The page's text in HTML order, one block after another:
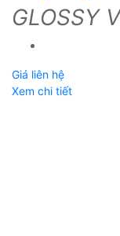
GLOSSY
Giá liên hệ
Xem chi tiết